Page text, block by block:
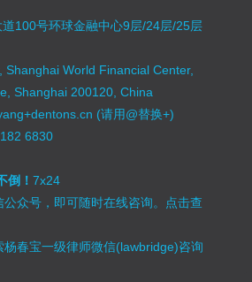
100号环球金融中心9层/24层/25层
Shanghai World Financial Center,
Shanghai 200120, China
(请用@替换+)
6830
倒！7x24
众号，即可随时在线咨询。 点击查
杨春宝一级律师微信(lawbridge)咨询